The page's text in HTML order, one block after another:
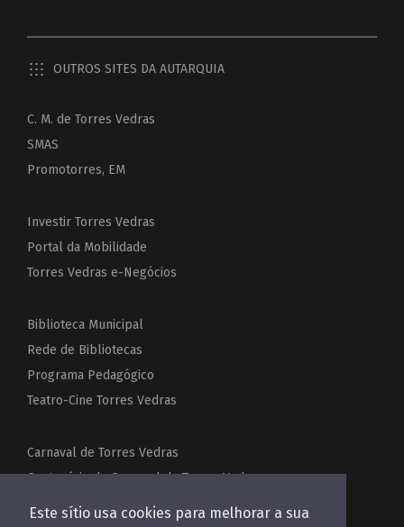
Este sítio usa cookies para melhorar a sua
OUTROS SITES DA AUTARQUIA
C. M. de Torres Vedras
SMAS
Promotorres, EM
Investir Torres Vedras
Portal da Mobilidade
Torres Vedras e-Negócios
Biblioteca Municipal
Rede de Bibliotecas
Programa Pedagógico
Teatro-Cine Torres Vedras
Carnaval de Torres Vedras
Centenário do Carnaval de Torres Vedras
Festas de Torres Vedras